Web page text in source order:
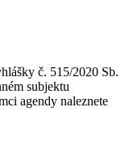
č. 515/2020 Sb.
subjektu
agendy naleznete